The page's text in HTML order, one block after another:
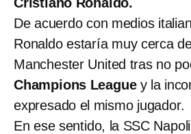
De acuerdo con medios
Ronaldo estaría muy cerca
Manchester United tras no
Champions Leaguey la
expresado el mismo jugador.
En ese sentido, la SSC